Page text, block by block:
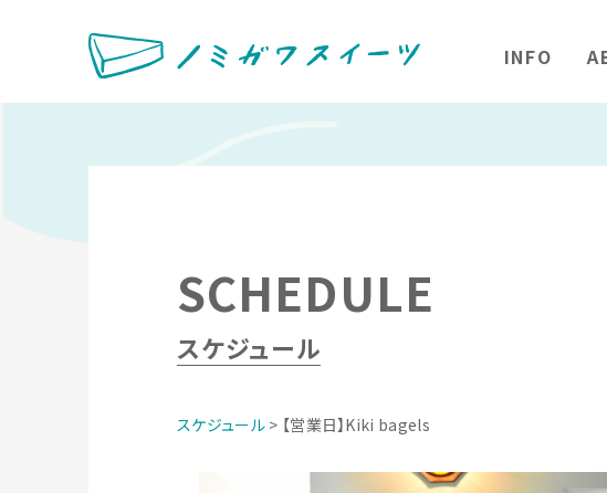
INFO
SCHEDULE
スケジュール
スケジュール> 【営業日】Kiki bagels